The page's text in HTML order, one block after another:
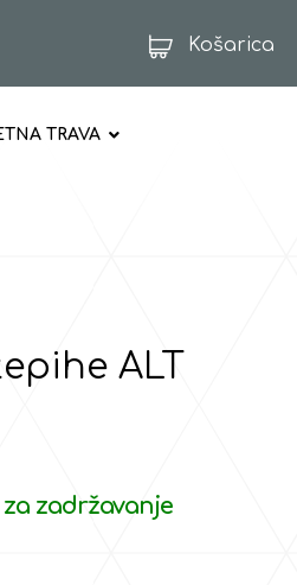
Košarica
TRAVA
ALT
zadržavanje